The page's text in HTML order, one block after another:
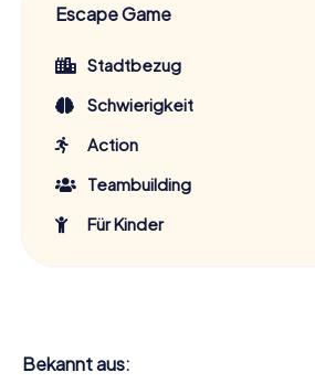
Escape Game
Stadtbezug
Schwierigkeit
Action
Teambuilding
Für Kinder
Bekannt aus: